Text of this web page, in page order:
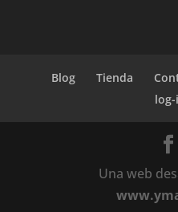
Blog Tienda
Una web